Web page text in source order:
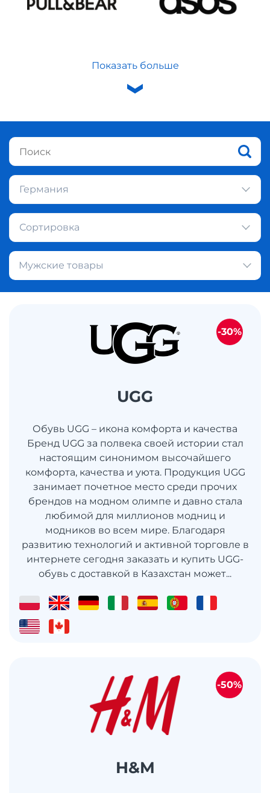
Показать больше
Германия
Сортировка
Мужские товары
UGG
Обувь UGG – икона комфорта и качества
Бренд UGG за полвека своей истории стал
настоящим синонимом высочайшего
комфорта, качества и уюта. Продукция UGG
занимает почетное место среди прочих
брендов на модном олимпе и давно стала
любимой для миллионов модниц и
модников во всем мире. Благодаря
развитию технологий и активной торговле в
интернете сегодня заказать и купить UGG-
обувь с доставкой в Казахстан может...
-30%
H&M
-50%